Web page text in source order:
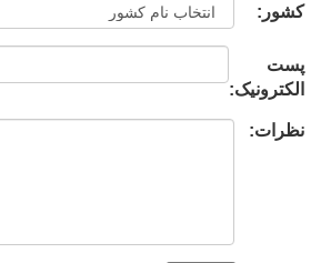
کشور:
پست
الکترونیک:
نظرات: